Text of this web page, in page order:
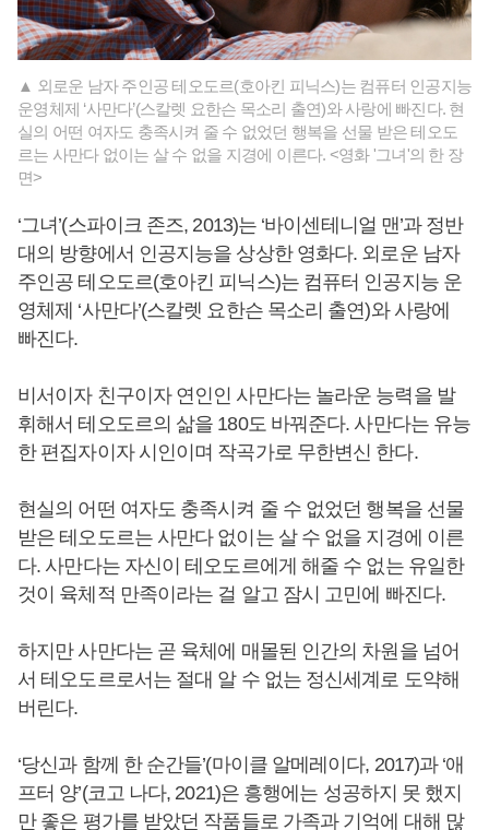
▲ 외로운 남자 주인공 테오도르(호아킨 피닉스)는 컴퓨터 인공지능
운영체제 ‘사만다’(스칼렛 요한슨 목소리 출연)와 사랑에 빠진다. 현
실의 어떤 여자도 충족시켜 줄 수 없었던 행복을 선물 받은 테오도
르는 사만다 없이는 살 수 없을 지경에 이른다. <영화 '그녀'의 한 장
면>
‘그녀’(스파이크 존즈, 2013)는 ‘바이센테니얼 맨’과 정반
대의 방향에서 인공지능을 상상한 영화다. 외로운 남자
주인공 테오도르(호아킨 피닉스)는 컴퓨터 인공지능 운
영체제 ‘사만다’(스칼렛 요한슨 목소리 출연)와 사랑에
빠진다.
비서이자 친구이자 연인인 사만다는 놀라운 능력을 발
휘해서 테오도르의 삶을 180도 바꿔준다. 사만다는 유능
한 편집자이자 시인이며 작곡가로 무한변신 한다.
현실의 어떤 여자도 충족시켜 줄 수 없었던 행복을 선물
받은 테오도르는 사만다 없이는 살 수 없을 지경에 이른
다. 사만다는 자신이 테오도르에게 해줄 수 없는 유일한
것이 육체적 만족이라는 걸 알고 잠시 고민에 빠진다.
하지만 사만다는 곧 육체에 매몰된 인간의 차원을 넘어
서 테오도르로서는 절대 알 수 없는 정신세계로 도약해
버린다.
‘당신과 함께 한 순간들’(마이클 알메레이다, 2017)과 ‘애
프터 양’(코고 나다, 2021)은 흥행에는 성공하지 못 했지
만 좋은 평가를 받았던 작품들로 가족과 기억에 대해 많